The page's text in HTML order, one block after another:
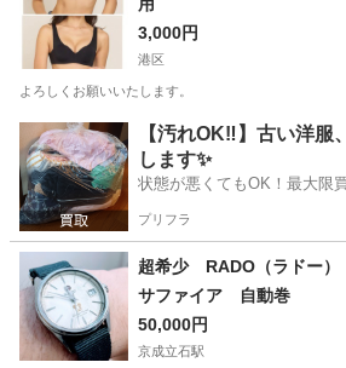
3,000円
港区
よろしくお願いいたします。
東京 港区 その他 新品
【汚れOK‼️】古い洋服
します✨
状態が悪くてもOK！最大限
プリフラ
超希少 RADO（ラドー
サファイア 自動巻
50,000円
京成立石駅